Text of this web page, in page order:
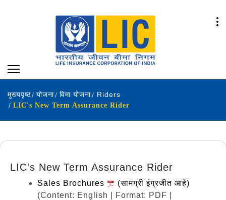
मुख्यपृष्ठ योजना विमा योजना
Riders
LIC's New Term Assurance Rider
LIC's New Term Assurance Rider
Sales Brochures
(सामग्री इंग्रजीत आहे)
(Content: English | Format: PDF |